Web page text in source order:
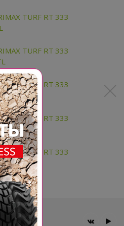
TURF RT 333
TURF RT 333
TURF RT 333
TURF RT 333
TURF RT 333